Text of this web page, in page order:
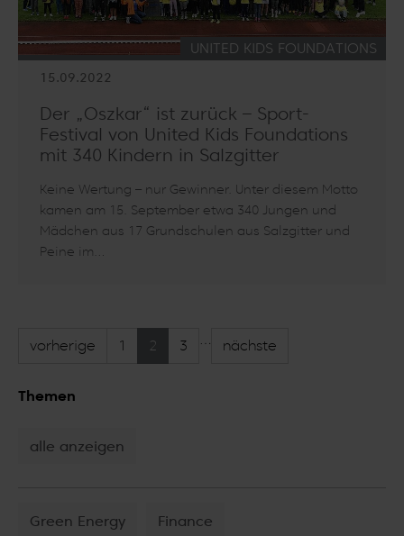
KATEGORIE:
UNITED KIDS FOUNDATIONS
15.09.2022
Der „Oszkar“ ist zurück – Sport-
Festival von United Kids Foundations
mit 340 Kindern in Salzgitter
Keine Wertung – nur Gewinner. Unter diesem Motto
kamen am 15. September etwa 340 Jungen und
Mädchen aus 17 Grundschulen aus Salzgitter und
Peine im…
vorherige 1 2 3 … nächste
Themen
alle anzeigen
Green Energy Finance